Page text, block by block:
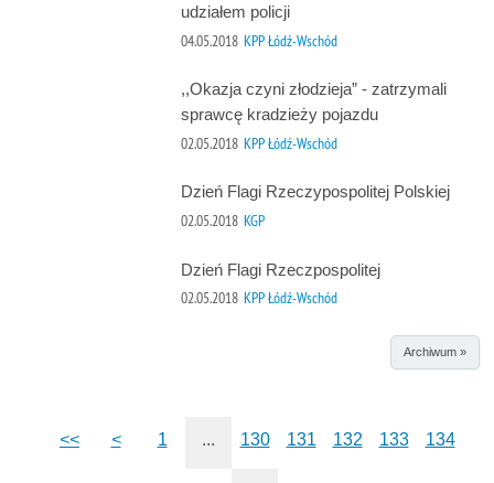
udziałem policji
04.05.2018 KPP Łódź-Wschód
,,Okazja czyni złodzieja” - zatrzymali
sprawcę kradzieży pojazdu
02.05.2018 KPP Łódź-Wschód
Dzień Flagi Rzeczypospolitej Polskiej
02.05.2018 KGP
Dzień Flagi Rzeczpospolitej
02.05.2018 KPP Łódź-Wschód
Archiwum »
<< < 1 ... 130 131 132 133 134